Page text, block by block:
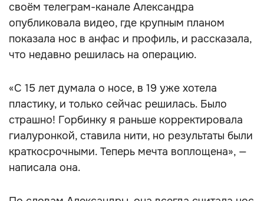
своём телеграм-канале Александра
опубликовала видео, где крупным планом
показала нос в анфас и профиль, и рассказала,
что недавно решилась на операцию.
«С 15 лет думала о носе, в 19 уже хотела
пластику, и только сейчас решилась. Было
страшно! Горбинку я раньше корректировала
гиалуронкой, ставила нити, но результаты были
краткосрочными. Теперь мечта воплощена», —
написала она.